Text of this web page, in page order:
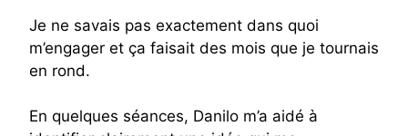
Je ne savais pas exactement dans quoi
m’engager et ça faisait des mois que je tournais
en rond.
En quelques séances, Danilo m’a aidé à